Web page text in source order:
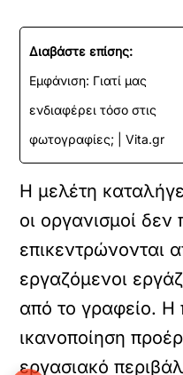
Διαβάστε επίσης:
Εμφάνιση: Γιατί μας
ενδιαφέρει τόσο στις
φωτογραφίες; | Vita.gr
Η μελέτη
οι οργανισμοί δεν
επικεντρώνονται
εργαζόμενοι
από το γραφείο. Η
ικανοποίηση
εργασιακό